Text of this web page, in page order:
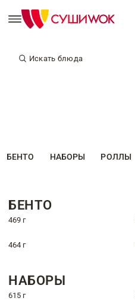
Искать блюда
БЕНТО НАБОРЫ РОЛЛЫ
БЕНТО
469 г
464 г
НАБОРЫ
615 г